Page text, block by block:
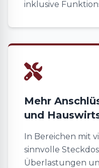
inklusive
Mehr
und
In Bereichen mit
sinnvolle
Überlastungen